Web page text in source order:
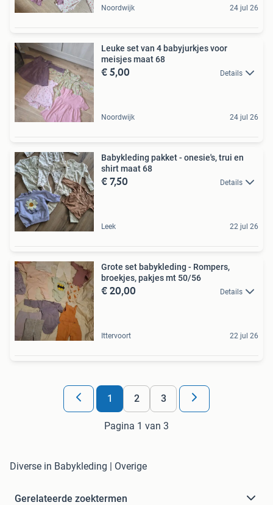
Noordwijk 24 jul 26
Leuke set van 4 babyjurkjes voor
meisjes maat 68
€ 5,00 Details
Noordwijk 24 jul 26
Babykleding pakket - onesie's, trui en
shirt maat 68
€ 7,50 Details
Leek 22 jul 26
Grote set babykleding - Rompers,
broekjes, pakjes mt 50/56
€ 20,00 Details
Ittervoort 22 jul 26
1 2 3
Pagina 1 van 3
Diverse in Babykleding | Overige
Gerelateerde zoektermen